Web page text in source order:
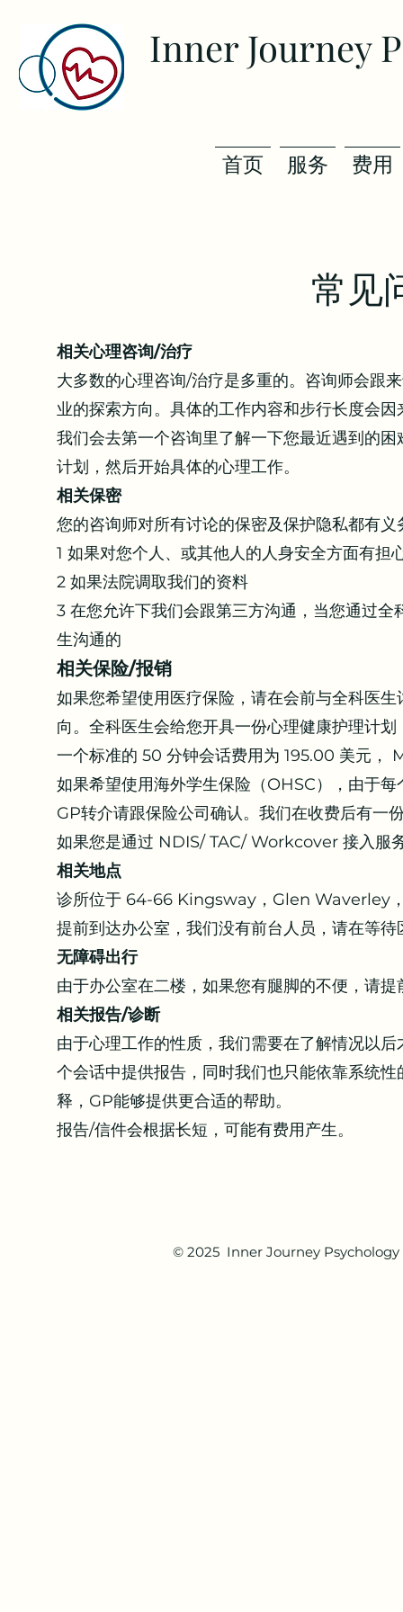
Inner Journey
首页 服务 费用
常见
相关心理咨询/治疗
大多数的心理咨询/治疗是多重的。咨询师会跟
业的探索方向。具体的工作内容和步行长度会
我们会去第一个咨询里了解一下您最近遇到的
计划，然后开始具体的心理工作。
相关保密
您的咨询师对所有讨论的保密及保护隐私都有
1 如果对您个人、或其他人的人身安全方面有担
2 如果法院调取我们的资料
3 在您允许下我们会跟第三方沟通，当您通过
生沟通的
相关保险/报销
如果您希望使用医疗保险，请在会前与全科医
向。全科医生会给您开具一份心理健康护理计
一个标准的 50 分钟会话费用为 195.00 美元，
如果希望使用海外学生保险（OHSC），由于
GP转介请跟保险公司确认。我们在收费后有一
如果您是通过 NDIS/ TAC/ Workcover 接入服
相关地点
诊所位于 64-66 Kingsway，Glen Waverley
提前到达办公室，我们没有前台人员，请在等
无障碍出行
由于办公室在二楼，如果您有腿脚的不便，请提
相关报告/诊断
由于心理工作的性质，我们需要在了解情况以
个会话中提供报告，同时我们也只能依靠系统
释，GP能够提供更合适的帮助。
报告/信件会根据长短，可能有费用产生。
© 2025 Inner Journey Psychology